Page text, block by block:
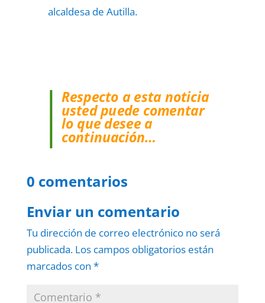
alcaldesa de Autilla.
Respecto a esta noticia
usted puede comentar
lo que desee a
continuación…
0 comentarios
Enviar un comentario
Tu dirección de correo electrónico no será
publicada. Los campos obligatorios están
marcados con *